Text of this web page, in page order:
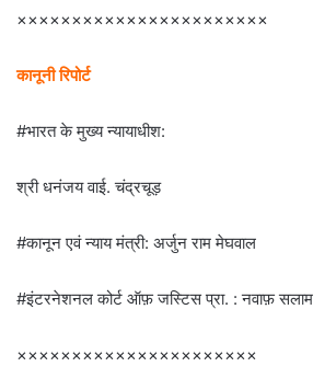
×××××××××××××××××××××××
कानूनी रिपोर्ट
#भारत के मुख्य न्यायाधीश:
श्री धनंजय वाई. चंद्रचूड़
#कानून एवं न्याय मंत्री: अर्जुन राम मेघवाल
#इंटरनेशनल कोर्ट ऑफ़ जस्टिस प्रा. : नवाफ़ सलाम
××××××××××××××××××××××